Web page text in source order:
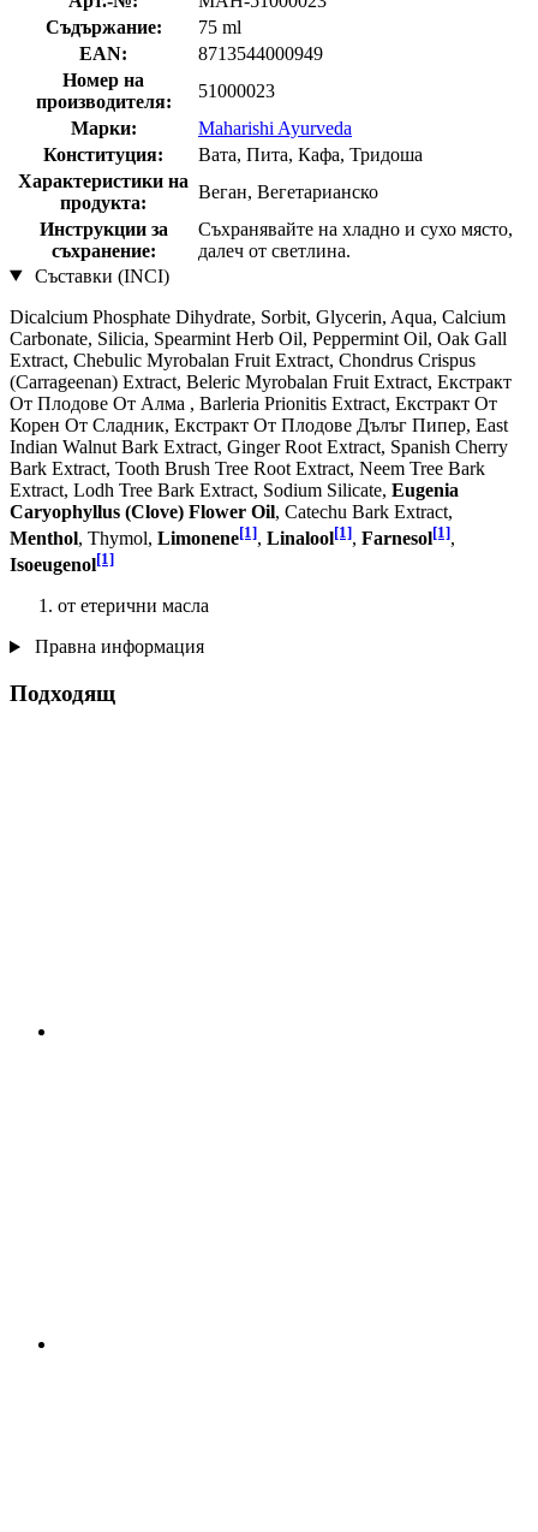
Съдържание:
75 ml
EAN:
8713544000949
Номер на
производителя:
51000023
Марки:
Maharishi Ayurveda
Конституция:
Вата, Пита, Кафа, Тридоша
Характеристики на
продукта:
Веган, Вегетарианско
Инструкции за
съхранение:
Съхранявайте на хладно и сухо място,
далеч от светлина.
Съставки (INCI)
Dicalcium Phosphate Dihydrate, Sorbit, Glycerin, Aqua, Calcium
Carbonate, Silicia, Spearmint Herb Oil, Peppermint Oil, Oak Gall
Extract, Chebulic Myrobalan Fruit Extract, Chondrus Crispus
(Carrageenan) Extract, Beleric Myrobalan Fruit Extract, Екстракт
От Плодове От Алма , Barleria Prionitis Extract, Екстракт От
Корен От Сладник, Екстракт От Плодове Дълъг Пипер, East
Indian Walnut Bark Extract, Ginger Root Extract, Spanish Cherry
Bark Extract, Tooth Brush Tree Root Extract, Neem Tree Bark
Extract, Lodh Tree Bark Extract, Sodium Silicate, Eugenia
Caryophyllus (Clove) Flower Oil, Catechu Bark Extract,
Menthol, Thymol, Limonene[1], Linalool[1], Farnesol[1],
Isoeugenol[1]
от етерични масла
Правна информация
Подходящ